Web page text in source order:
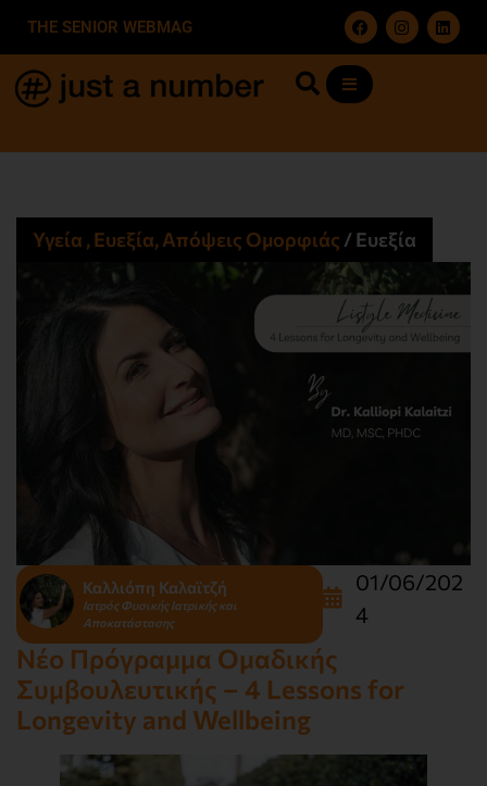
THE SENIOR WEBMAG
Υγεία , Ευεξία, Απόψεις Ομορφιάς​ /Ευεξία
Καλλιόπη Καλαϊτζή
Ιατρός Φυσικής Ιατρικής και
Αποκατάστασης
01/06/202
4
Νέο Πρόγραμμα Ομαδικής
Συμβουλευτικής – 4 Lessons for
Longevity and Wellbeing